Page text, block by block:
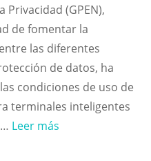
Privacidad (GPEN),
de fomentar la
las diferentes
de datos, ha
condiciones de uso de
terminales inteligentes
Leer más